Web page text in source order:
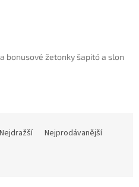
bonusové žetonky šapitó a slon
Nejdražší
Nejprodávanější